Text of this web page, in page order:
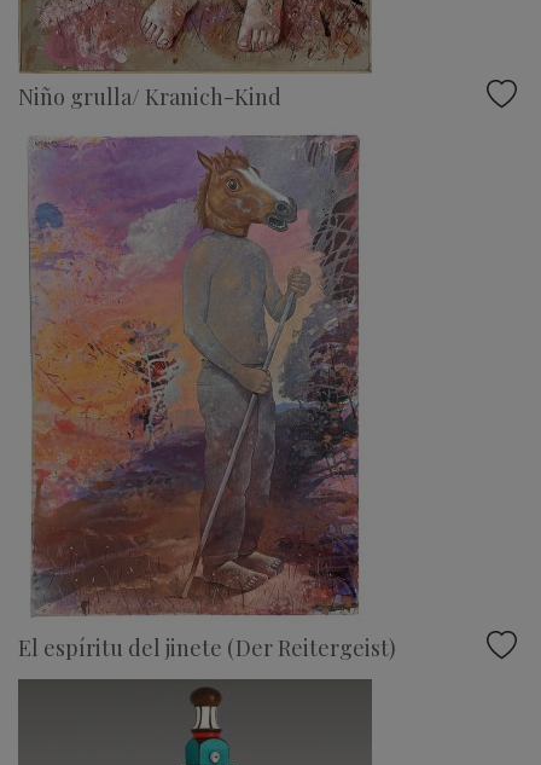
Niño grulla/ Kranich-Kind
El espíritu del jinete (Der Reitergeist)